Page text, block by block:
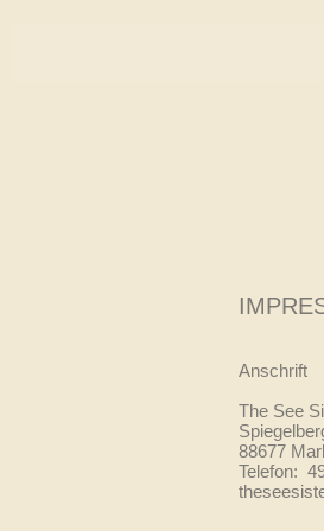
Anschrift
The See
88677
Telefon: